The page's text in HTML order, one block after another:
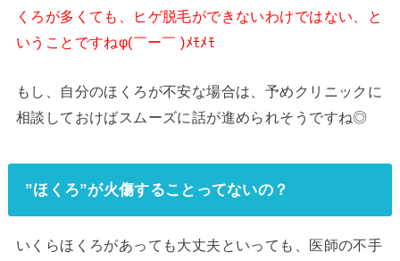
くろが多くても、ヒゲ脱毛ができないわけではない、と
いうことですねφ(￣ー￣ )ﾒﾓﾒﾓ
もし、自分のほくろが不安な場合は、予めクリニックに
相談しておけばスムーズに話が進められそうですね◎
”ほくろ”が火傷することってないの？
いくらほくろがあっても大丈夫といっても、医師の不手